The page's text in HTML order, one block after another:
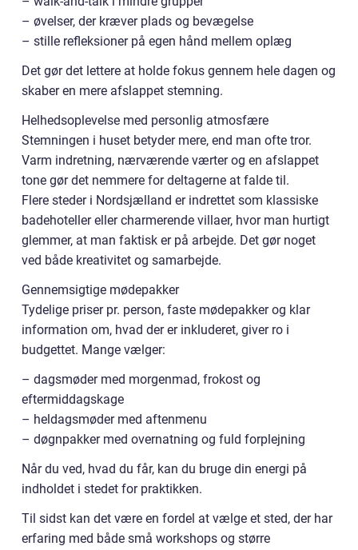
– øvelser, der kræver plads og bevægelse
– stille refleksioner på egen hånd mellem oplæg
Det gør det lettere at holde fokus gennem hele dagen og
skaber en mere afslappet stemning.
Helhedsoplevelse med personlig atmosfære
Stemningen i huset betyder mere, end man ofte tror.
Varm indretning, nærværende værter og en afslappet
tone gør det nemmere for deltagerne at falde til.
Flere steder i Nordsjælland er indrettet som klassiske
badehoteller eller charmerende villaer, hvor man hurtigt
glemmer, at man faktisk er på arbejde. Det gør noget
ved både kreativitet og samarbejde.
Gennemsigtige mødepakker
Tydelige priser pr. person, faste mødepakker og klar
information om, hvad der er inkluderet, giver ro i
budgettet. Mange vælger:
– dagsmøder med morgenmad, frokost og
eftermiddagskage
– heldagsmøder med aftenmenu
– døgnpakker med overnatning og fuld forplejning
Når du ved, hvad du får, kan du bruge din energi på
indholdet i stedet for praktikken.
Til sidst kan det være en fordel at vælge et sted, der har
erfaring med både små workshops og større